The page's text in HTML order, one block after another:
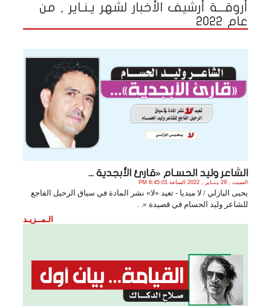
أروقـــة أرشيف الأخبار لشهر يـنـاير , من
عام 2022
الشاعر وليد الحسـام «قارئ الأبجدية ...
السبت , 29 يـنـاير , 2022 الساعة 6:45:01 PM
يحيى اليازلي / لا ميديا - تعيد «لا» نشر المادة في سياق الرحيل الفاجع
للشاعر وليد الحسام في قصيدة «. .
الـمــزيـد